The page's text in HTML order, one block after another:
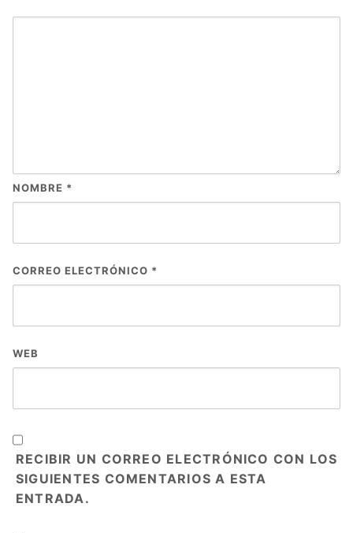
NOMBRE *
CORREO ELECTRÓNICO *
WEB
RECIBIR UN CORREO ELECTRÓNICO CON LOS
SIGUIENTES COMENTARIOS A ESTA
ENTRADA.